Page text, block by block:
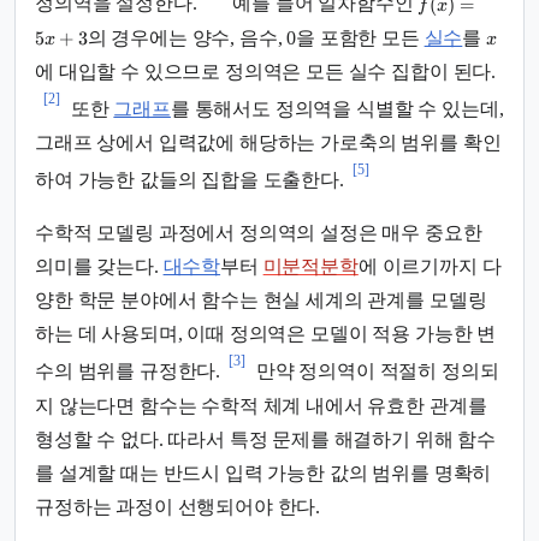
f x
5x + 3의 경우에는 양수, 음수, 0을 포함한 모든 실수를 x
에 대입할 수 있으므로 정의역은 모든 실수 집합이 된다.
[2]
또한 그래프를 통해서도 정의역을 식별할 수 있는데,
그래프 상에서 입력값에 해당하는 가로축의 범위를 확인
하여 가능한 값들의 집합을 도출한다.
[5]
수학적 모델링 과정에서 정의역의 설정은 매우 중요한
의미를 갖는다. 대수학부터 미분적분학에 이르기까지 다
양한 학문 분야에서 함수는 현실 세계의 관계를 모델링
하는 데 사용되며, 이때 정의역은 모델이 적용 가능한 변
수의 범위를 규정한다.
[3]
만약 정의역이 적절히 정의되
지 않는다면 함수는 수학적 체계 내에서 유효한 관계를
형성할 수 없다. 따라서 특정 문제를 해결하기 위해 함수
를 설계할 때는 반드시 입력 가능한 값의 범위를 명확히
규정하는 과정이 선행되어야 한다.